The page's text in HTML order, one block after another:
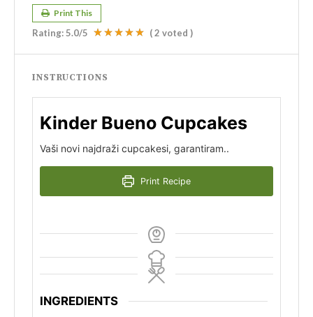
Print This
Rating:5.0/5 (2 voted )
INSTRUCTIONS
Kinder Bueno Cupcakes
Vaši novi najdraži cupcakesi, garantiram..
Print Recipe
INGREDIENTS